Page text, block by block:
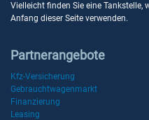
Vielleicht finden Sie eine Tankstelle,
Anfang dieser Seite verwenden.
Partnerangebote
Kfz-Versicherung
Gebrauchtwagenmarkt
Finanzierung
Leasing